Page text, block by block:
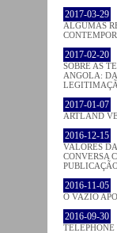
2017-03-29
ALGUMAS
2017-02-20
SOBRE AS
ANGOLA:
2017-01-07
ARTLAND
2016-12-15
VALORES
CONVERSA
2016-11-05
O VAZIO
2016-09-30
TELEPHONE